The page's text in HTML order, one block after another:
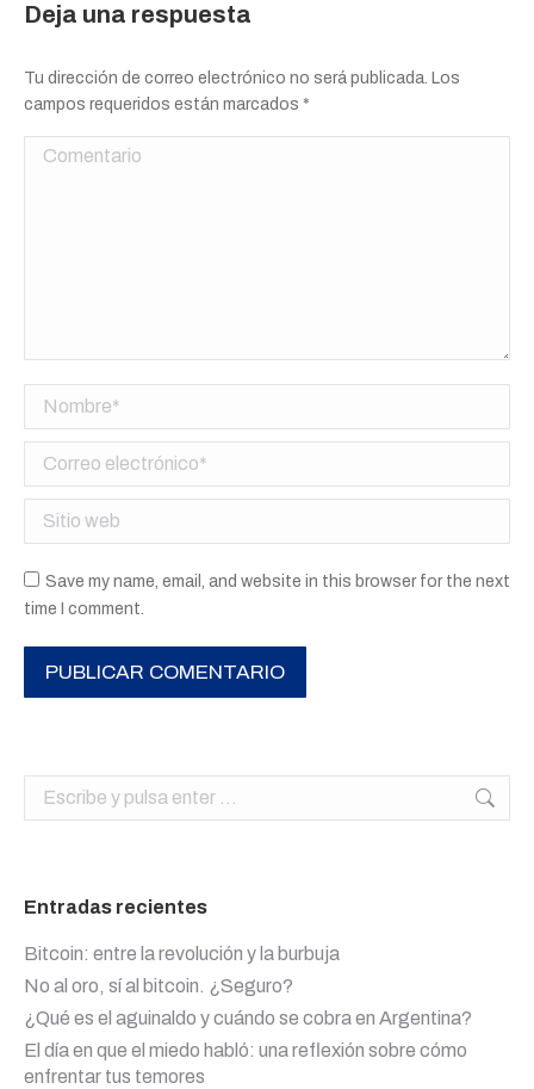
Deja una respuesta
Tu dirección de correo electrónico no será publicada. Los
campos requeridos están marcados *
Comentario
Nombre *
Correo electrónico *
Sitio web
Save my name, email, and website in this browser for the next
time I comment.
PUBLICAR COMENTARIO
Buscar:
Entradas recientes
Bitcoin: entre la revolución y la burbuja
No al oro, sí al bitcoin. ¿Seguro?
¿Qué es el aguinaldo y cuándo se cobra en Argentina?
El día en que el miedo habló: una reflexión sobre cómo
enfrentar tus temores